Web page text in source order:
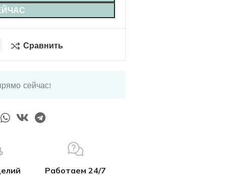
Сравнить
сейчас!
Работаем 24/7